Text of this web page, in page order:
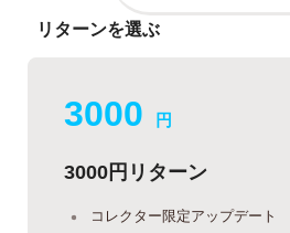
リターンを選ぶ
3000 円
3000円リターン
コレクター限定アップデート